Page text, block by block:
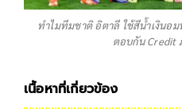
ทำไมทีมชาติ อิตาลี ใช้สีน้ำเงินอ
ตอบกัน Credit
เนื้อหาที่เกี่ยวข้อง